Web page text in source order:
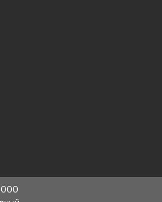
ООО